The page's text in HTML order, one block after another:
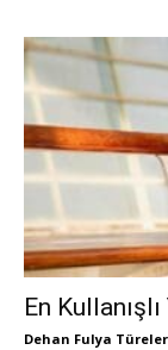
En
Dehan Fulya Türeler